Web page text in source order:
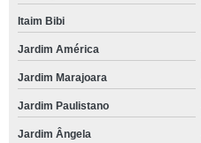
Itaim Bibi
Jardim América
Jardim Marajoara
Jardim Paulistano
Jardim Ângela